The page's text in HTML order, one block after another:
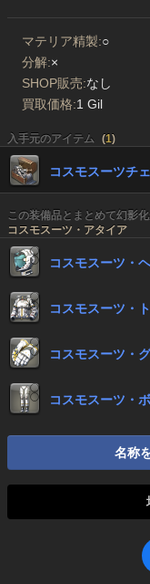
マテリア精製:○
分解:×
SHOP販売:なし
買取価格:1 Gil
入手元のアイテム (1)
コスモスーツチ
この装備品とまとめて幻影
コスモスーツ・アタイア
コスモスーツ・
コスモスーツ・
コスモスーツ・
コスモスーツ・
名称